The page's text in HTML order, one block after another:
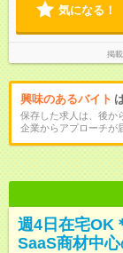
気になる！
掲
興味のあるバイト
保存した求人は、後か
企業からアプローチが
週4日在宅OK
SaaS商材中